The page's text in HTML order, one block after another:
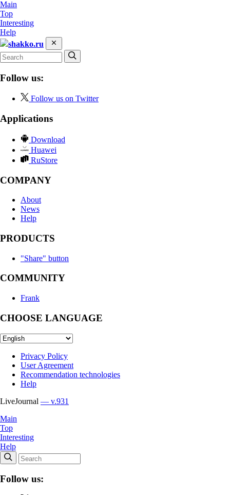
Main
Top
Interesting
Help
shakko.ru
Follow us:
Follow us on Twitter
Applications
Download
Huawei
RuStore
COMPANY
About
News
Help
PRODUCTS
"Share" button
COMMUNITY
Frank
CHOOSE LANGUAGE
Privacy Policy
User Agreement
Recommendation technologies
Help
LiveJournal — v.931
Main
Top
Interesting
Help
Follow us: